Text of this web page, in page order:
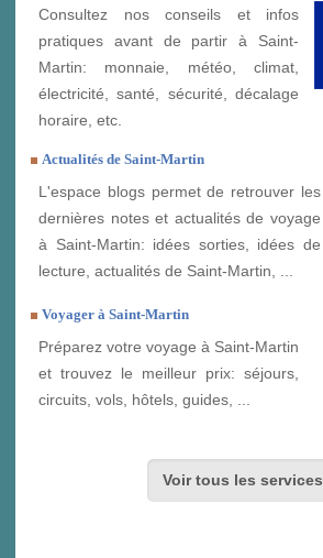
Consultez nos conseils et infos
pratiques avant de partir à Saint-
Martin: monnaie, météo, climat,
électricité, santé, sécurité, décalage
horaire, etc.
Actualités de Saint-Martin
L'espace blogs permet de retrouver les
dernières notes et actualités de voyage
à Saint-Martin: idées sorties, idées de
lecture, actualités de Saint-Martin, ...
Voyager à Saint-Martin
Préparez votre voyage à Saint-Martin
et trouvez le meilleur prix: séjours,
circuits, vols, hôtels, guides, ...
Voir tous les services